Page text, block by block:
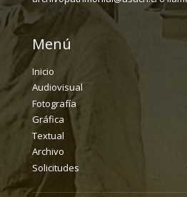
Menú
Inicio
Audiovisual
Fotografía
Gráfica
Textual
Archivo
Solicitudes